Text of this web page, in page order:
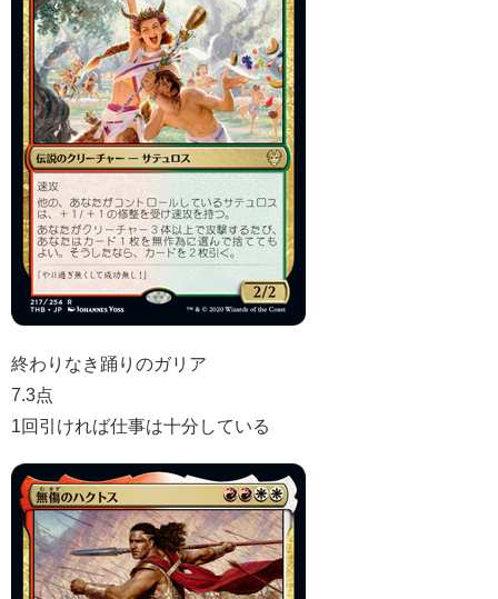
終わりなき踊りのガリア
7.3点
1回引ければ仕事は十分している